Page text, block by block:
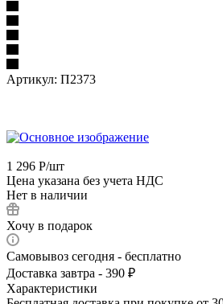
Артикул: П2373
1 296 Р/шт
Цена указана без учета НДС
Нет в наличии
Хочу в подарок
Самовывоз сегодня - бесплатно
Доставка завтра - 390 ₽
Характеристики